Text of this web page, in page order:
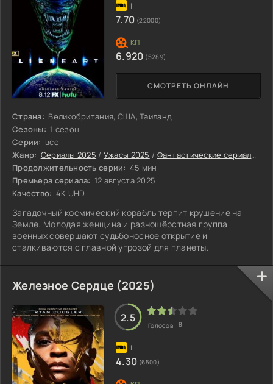
Страна: Великобритания, США, Таиланд
Сезоны: 1 сезон
Серии: все
Жанр: Сериалы 2025 / Ужасы 2025 / Фантастические сериалы 2025
Продолжительность серии: 45 мин
Премьера сериала: 12 августа 2025
Качество: 4K UHD
Загадочный космический корабль терпит крушение на
Земле. Молодая женщина и разношёрстная группа
военных совершают судьбоносное открытие и
сталкиваются с главной угрозой для планеты.
СМОТРЕТЬ ОНЛАЙН
7.70 (22000)
6.920 (5289)
Железное Сердце (2025)
2.5
Голосов: 8
4.30 (6500)